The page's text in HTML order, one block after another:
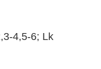
4,5-6; Lk